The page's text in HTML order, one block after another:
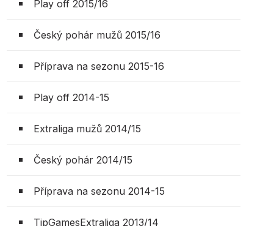
Play off 2015/16
Český pohár mužů 2015/16
Příprava na sezonu 2015-16
Play off 2014-15
Extraliga mužů 2014/15
Český pohár 2014/15
Příprava na sezonu 2014-15
TipGamesExtraliga 2013/14